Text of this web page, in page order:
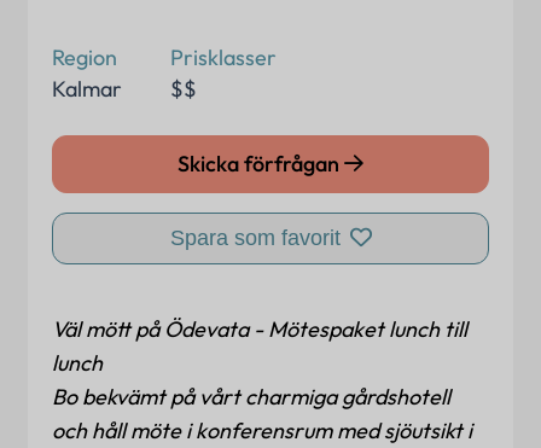
Skicka förfrågan
Spara som favorit
Region
Kalmar
Prisklasser
$$
Väl mött på Ödevata - Mötespaket lunch till
lunch
Bo bekvämt på vårt charmiga gårdshotell
och håll möte i konferensrum med sjöutsikt i